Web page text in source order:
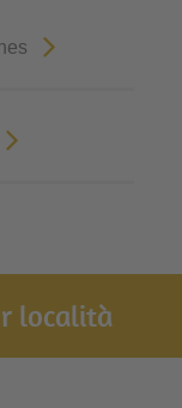
località